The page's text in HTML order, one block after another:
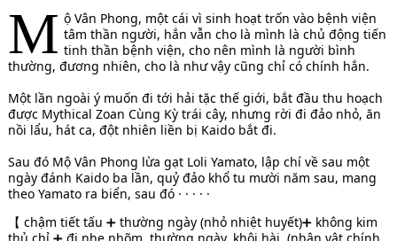
M ộ Vân Phong, một cái vì sinh hoạt trốn vào bệnh viện
tâm thần người, hắn vẫn cho là mình là chủ động tiến
tinh thần bệnh viện, cho nên mình là người bình
thường, đương nhiên, cho là như vậy cũng chỉ có chính hắn.
Một lần ngoài ý muốn đi tới hải tặc thế giới, bắt đầu thu hoạch
được Mythical Zoan Cùng Kỳ trái cây, nhưng rời đi đảo nhỏ, ăn
nồi lẩu, hát ca, đột nhiên liền bị Kaido bắt đi.
Sau đó Mộ Vân Phong lừa gạt Loli Yamato, lập chí về sau một
ngày đánh Kaido ba lần, quỷ đảo khổ tu mười năm sau, mang
theo Yamato ra biển, sau đó · · · · ·
【 chậm tiết tấu ➕ thường ngày (nhỏ nhiệt huyết)➕ không kim